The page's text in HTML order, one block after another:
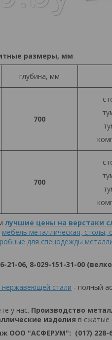
размеры, мм
глубина, мм
700
700
лучшие цены на верстаки
мебель металлическая, столы,
для спецодежды
21-06, 8-029-151-31-00
нержавеющей стали - полный
у нас. Производство
изделия в сжатые
ООО "АСФЕРУМ": (017) 228-